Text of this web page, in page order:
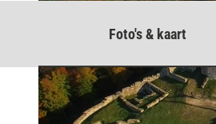
Foto's & kaart